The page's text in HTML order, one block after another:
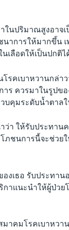
ในปริมาณสูงอาจ
าการให้มากขึ้น
เลือดให้เป็นปกติไ
รคเบาหวานกล่า
าร ควรมาในรูปข
บคุมระดับน้ำตาล
ให้รับประทานค
ชนการนี้จะช่วย
เธอ รับประทาน
กาแนะนำให้ผู้ป่ว
าคมโรคเบาหวา